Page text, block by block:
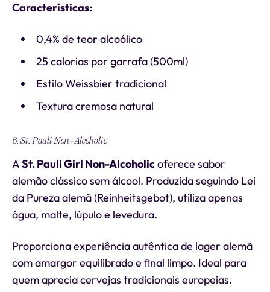
Características:
0,4% de teor alcoólico
25 calorias por garrafa (500ml)
Estilo Weissbier tradicional
Textura cremosa natural
6. St. Pauli Non-Alcoholic
ASt. Pauli Girl Non-Alcoholicoferece sabor
alemão clássico sem álcool. Produzida seguindo Lei
da Pureza alemã (Reinheitsgebot), utiliza apenas
água, malte, lúpulo e levedura.
Proporciona experiência autêntica de lager alemã
com amargor equilibrado e final limpo. Ideal para
quem aprecia cervejas tradicionais europeias.